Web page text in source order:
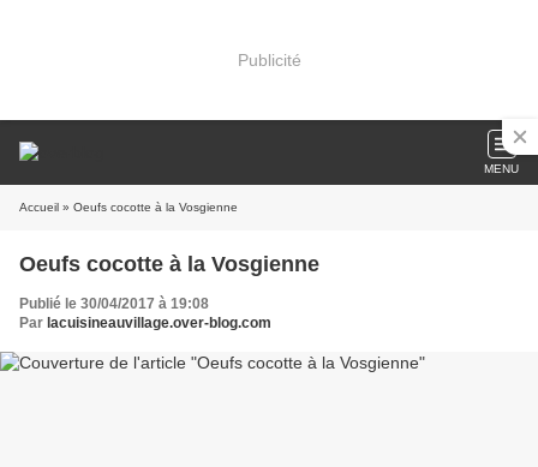
Publicité
MENU
Accueil » Oeufs cocotte à la Vosgienne
Oeufs cocotte à la Vosgienne
Publié le 30/04/2017 à 19:08
Par lacuisineauvillage.over-blog.com